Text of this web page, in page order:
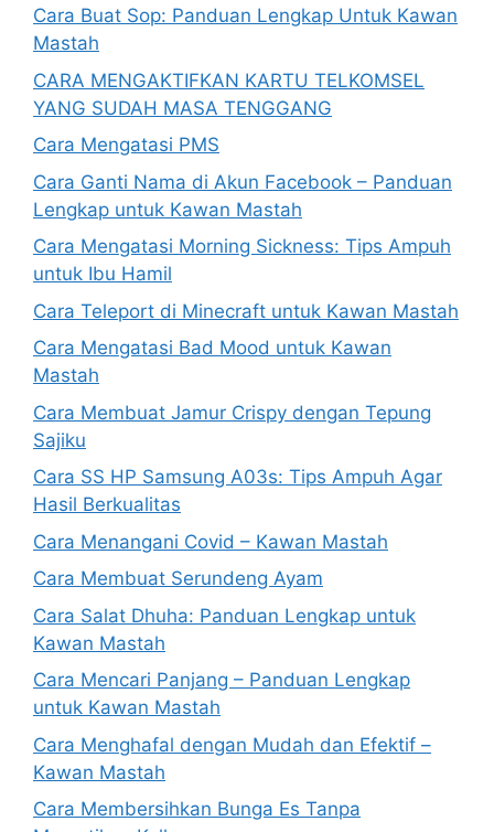
Cara Buat Sop: Panduan Lengkap Untuk Kawan
Mastah
CARA MENGAKTIFKAN KARTU TELKOMSEL
YANG SUDAH MASA TENGGANG
Cara Mengatasi PMS
Cara Ganti Nama di Akun Facebook – Panduan
Lengkap untuk Kawan Mastah
Cara Mengatasi Morning Sickness: Tips Ampuh
untuk Ibu Hamil
Cara Teleport di Minecraft untuk Kawan Mastah
Cara Mengatasi Bad Mood untuk Kawan
Mastah
Cara Membuat Jamur Crispy dengan Tepung
Sajiku
Cara SS HP Samsung A03s: Tips Ampuh Agar
Hasil Berkualitas
Cara Menangani Covid – Kawan Mastah
Cara Membuat Serundeng Ayam
Cara Salat Dhuha: Panduan Lengkap untuk
Kawan Mastah
Cara Mencari Panjang – Panduan Lengkap
untuk Kawan Mastah
Cara Menghafal dengan Mudah dan Efektif –
Kawan Mastah
Cara Membersihkan Bunga Es Tanpa